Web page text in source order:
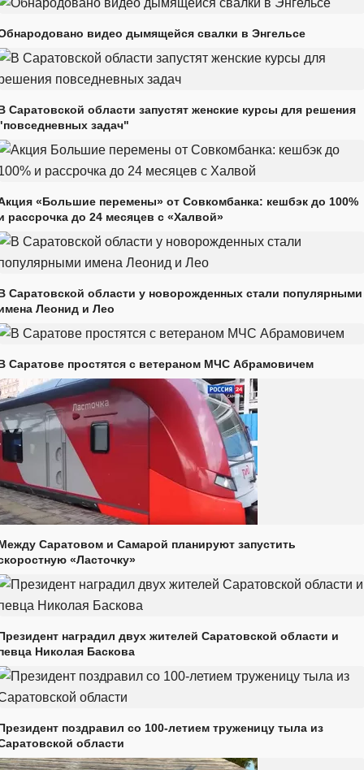
видео дымящейся свалки в Энгельсе
Саратовской области запустят женские курсы для решения
задач"
«Большие перемены» от Совкомбанка: кешбэк до 100%
рассрочка до 24 месяцев с «Халвой»
Саратовской области у новорожденных стали популярными
Леонид и Лео
Саратове простятся с ветераном МЧС Абрамовичем
Саратовом и Самарой планируют запустить
«Ласточку»
наградил двух жителей Саратовской области и
Николая Баскова
поздравил со 100-летием труженицу тыла из
области